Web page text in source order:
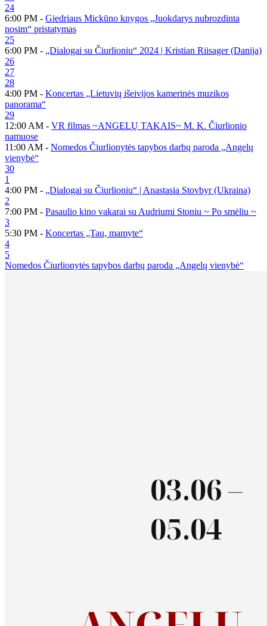
24
6:00 PM - Giedriaus Mickūno knygos „Juokdarys nubrozdinta
nosim“ pristatymas
25
6:00 PM - „Dialogai su Čiurlioniu“ 2024 | Kristian Riisager (Danija)
26
27
28
4:00 PM - Koncertas „Lietuvių išeivijos kamerinės muzikos
panorama“
29
12:00 AM - VR filmas ~ANGELŲ TAKAIS~ M. K. Čiurlionio
namuose
11:00 AM - Nomedos Čiurlionytės tapybos darbų paroda „Angelų
vienybė“
30
1
4:00 PM - „Dialogai su Čiurlioniu“ | Anastasia Stovbyr (Ukraina)
2
7:00 PM - Pasaulio kino vakarai su Audriumi Stoniu ~ Po smėliu ~
3
5:30 PM - Koncertas „Tau, mamyte“
4
5
Nomedos Čiurlionytės tapybos darbų paroda „Angelų vienybė“